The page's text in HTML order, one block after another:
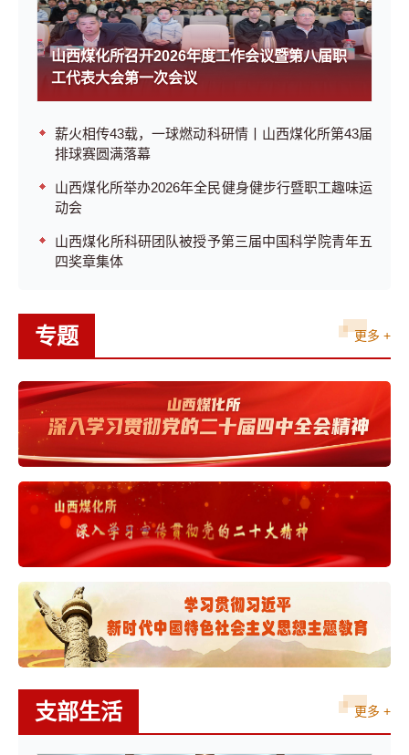
山西煤化所召开2026年度工作会议暨第八届职
工代表大会第一次会议
薪火相传43载，一球燃动科研情丨山西煤化所第43届
排球赛圆满落幕
山西煤化所举办2026年全民健身健步行暨职工趣味运
动会
山西煤化所科研团队被授予第三届中国科学院青年五
四奖章集体
专题 更多 +
支部生活 更多 +